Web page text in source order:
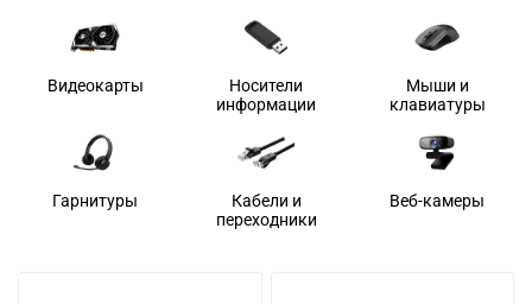
Видеокарты
Носители
информации
Мыши и
клавиатуры
Гарнитуры
Кабели и
переходники
Веб-камеры